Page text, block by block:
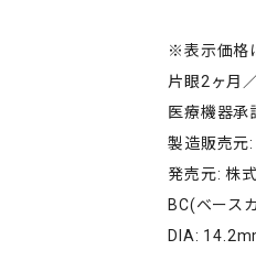
※表示価格
片眼2ヶ月
医療機器
製造販売元
発売元: 株
BC(ベース
DIA: